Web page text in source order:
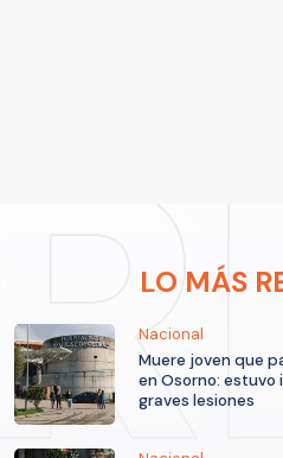
LO MÁS
Nacional
Muere joven que
en Osorno:
graves lesiones